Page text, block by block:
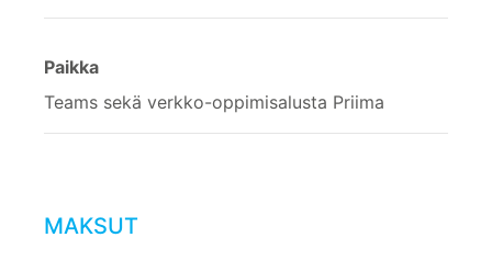
Paikka
Teams sekä verkko-oppimisalusta Priima
MAKSUT